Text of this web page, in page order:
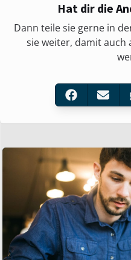
Hat dir die
Dann teile sie gerne in
sie weiter, damit